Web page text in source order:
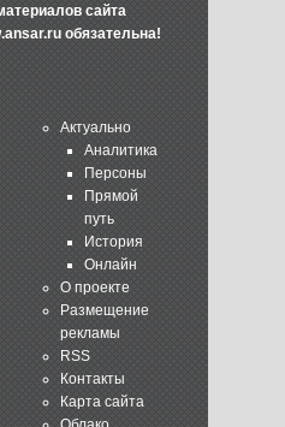
сайта
обязательна!
Актуально
Аналитика
Персоны
Прямой
путь
История
Онлайн
О проекте
Размещение
рекламы
RSS
Контакты
Карта сайта